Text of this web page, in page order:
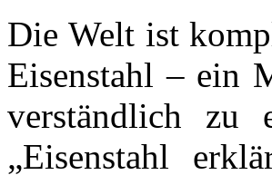
Die Welt ist
Eisenstahl – ein
verständlich zu
„Eisenstahl